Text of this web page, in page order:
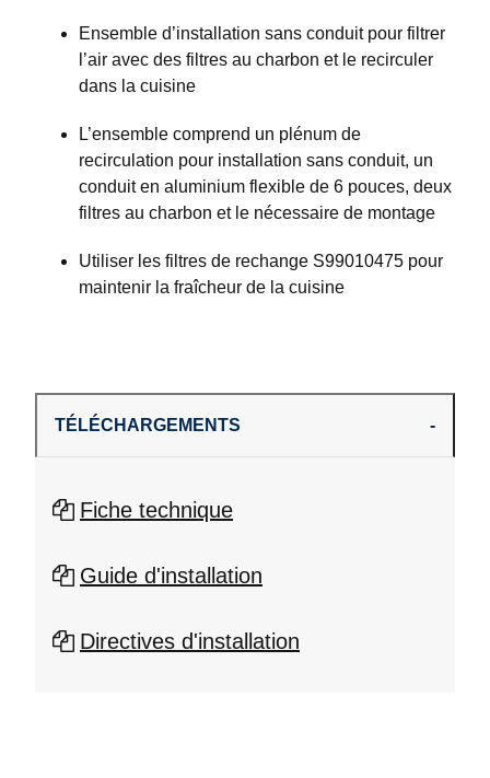
Ensemble d’installation sans conduit pour filtrer
l’air avec des filtres au charbon et le recirculer
dans la cuisine
L’ensemble comprend un plénum de
recirculation pour installation sans conduit, un
conduit en aluminium flexible de 6 pouces, deux
filtres au charbon et le nécessaire de montage
Utiliser les filtres de rechange S99010475 pour
maintenir la fraîcheur de la cuisine
TÉLÉCHARGEMENTS
Fiche technique
Guide d'installation
Directives d'installation